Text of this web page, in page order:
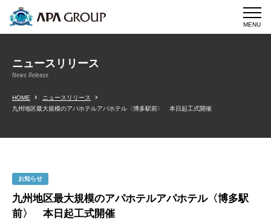
MENU
ニュースリリース
News Release
HOME
ニュースリリース
九州地区最大規模のアパホテルアパホテル〈博多駅前〉 本日起工式開催
お知らせ
九州地区最大規模のアパホテルアパホテル〈博多駅
前〉 本日起工式開催